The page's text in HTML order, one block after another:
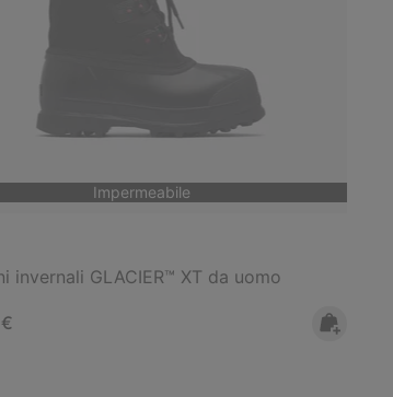
Impermeabile
invernali GLACIER™ XT da uomo